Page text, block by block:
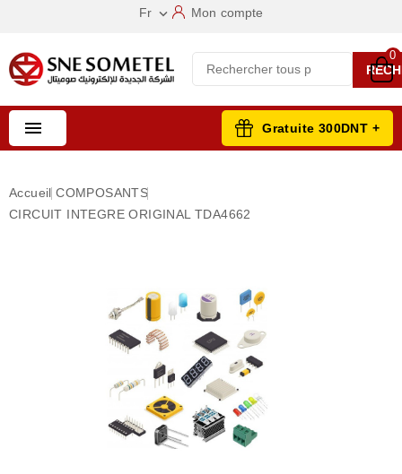
Fr  Mon compte
0
 Gratuite 300DNT +
Accueil COMPOSANTS
CIRCUIT INTEGRE ORIGINAL TDA4662